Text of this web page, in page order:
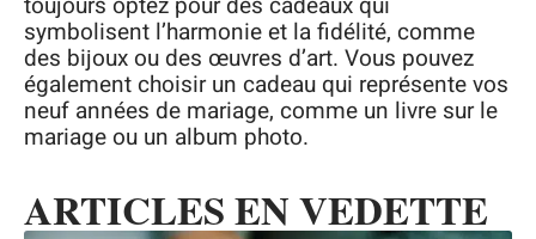
symbolisent l’harmonie et la fidélité, comme
des bijoux ou des œuvres d’art. Vous pouvez
également choisir un cadeau qui représente vos
neuf années de mariage, comme un livre sur le
mariage ou un album photo.
ARTICLES EN VEDETTE